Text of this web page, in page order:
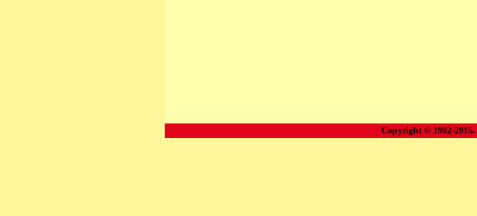
Copyright © 1982-2015.